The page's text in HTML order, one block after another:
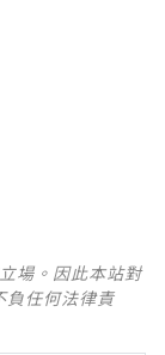
場。因此本站對
負任何法律責